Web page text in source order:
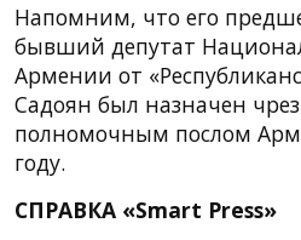
Напомним, что его
бывший депутат
Армении от
Садоян был назначен
полномочным послом
году.
СПРАВКА «Smart Press»